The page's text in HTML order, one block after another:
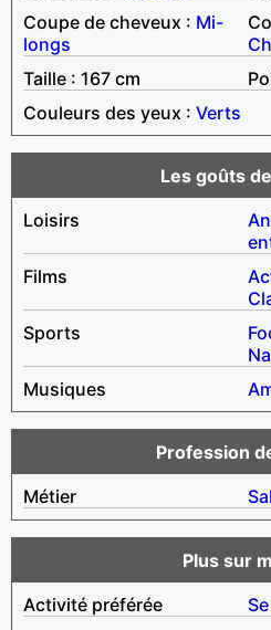
Coupe de cheveux : Mi-
longs
Taille : 167 cm
Couleurs des yeux : Verts
Les goûts
Loisirs
Films
Sports
Musiques
Profession
Métier
Plus sur
Activité préférée